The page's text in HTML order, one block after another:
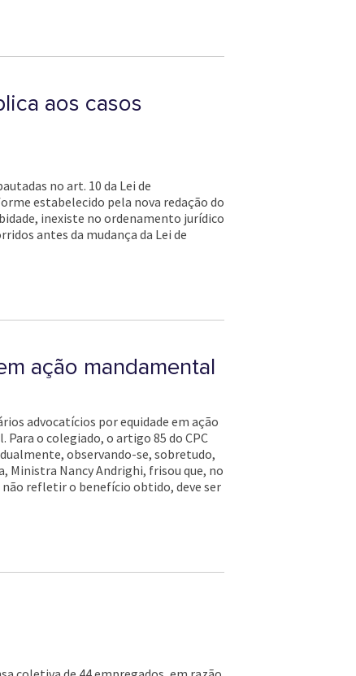
aos casos
no art. 10 da Lei de
estabelecido pela nova redação do
inexiste no ordenamento jurídico
antes da mudança da Lei de
ação mandamental
advocatícios por equidade em ação
o colegiado, o artigo 85 do CPC
observando-se, sobretudo,
Nancy Andrighi, frisou que, no
não refletir o benefício obtido, deve ser